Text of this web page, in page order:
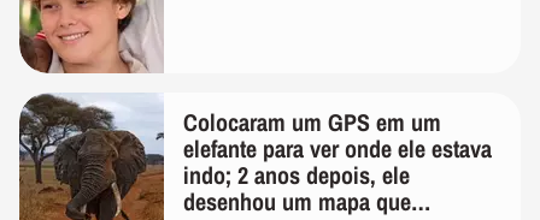
Colocaram um GPS em um
elefante para ver onde ele estava
indo; 2 anos depois, ele
desenhou um mapa que